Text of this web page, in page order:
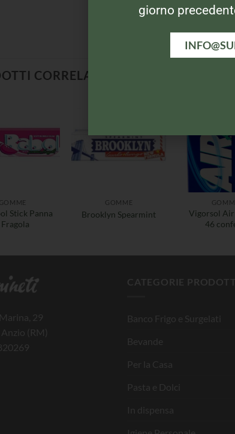
CORRELATI
GOMME
Stick Panna
Fragola
GOMME
Brooklyn Spearmint
Vigorsol
46
29
(RM)
CATEGORIE
Banco Frigo e Surgelati
Bevande
Per la Casa
Pasta e Dolci
In dispensa
giorno